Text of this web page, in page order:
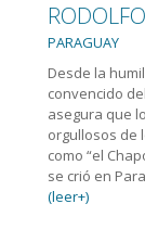
PARAGUAY
Desde la
convencido
asegura que
orgullosos de
como “el
se crió en
(leer+)